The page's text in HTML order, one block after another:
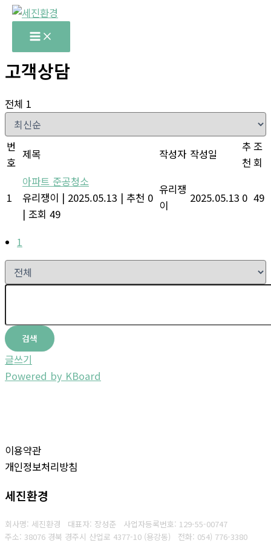
콘
로
건
뛰
고객상담
전체 1
번
호
제목 작성자 작성일
추
천
조
회
1
아파트 준공청소
유리쟁이 | 2025.05.13 | 추천 0
| 조회 49
유리쟁
이
2025.05.13 0 49
1
검색
글쓰기
Powered by KBoard
이용약관
개인정보처리방침
세진환경
회사명: 세진환경 대표자: 장성준 사업자등록번호: 129-55-00747
주소: 38076 경북 경주시 산업로 4377-10 (용강동) 전화: 054) 776-3380